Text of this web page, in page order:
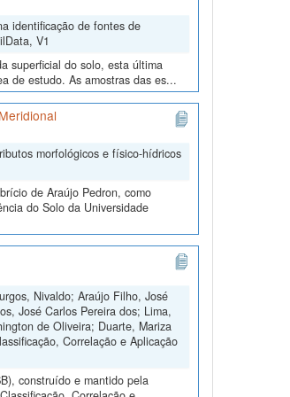
identificação de fontes de
V1
superficial do solo, esta última
de estudo. As amostras das es...
morfológicos e físico-hídricos
de Araújo Pedron, como
do Solo da Universidade
Nivaldo; Araújo Filho, José
José Carlos Pereira dos; Lima,
de Oliveira; Duarte, Mariza
Correlação e Aplicação
construído e mantido pela